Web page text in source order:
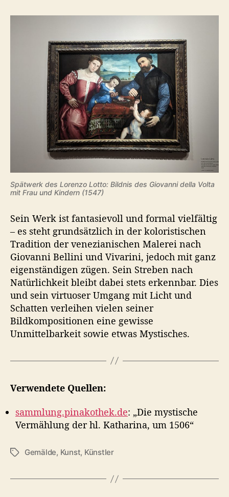
Spätwerk des Lorenzo Lotto: Bildnis des Giovanni della Volta
mit Frau und Kindern (1547)
Sein Werk ist fantasievoll und formal vielfältig
– es steht grundsätzlich in der koloristischen
Tradition der venezianischen Malerei nach
Giovanni Bellini und Vivarini, jedoch mit ganz
eigenständigen zügen. Sein Streben nach
Natürlichkeit bleibt dabei stets erkennbar. Dies
und sein virtuoser Umgang mit Licht und
Schatten verleihen vielen seiner
Bildkompositionen eine gewisse
Unmittelbarkeit sowie etwas Mystisches.
Verwendete Quellen:
sammlung.pinakothek.de: „Die mystische
Vermählung der hl. Katharina, um 1506“
S
Gemälde, Kunst, Künstler